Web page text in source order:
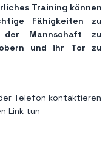
Training können
Fähigkeiten zu
Mannschaft zu
und ihr Tor zu
Telefon kontaktieren
Link tun